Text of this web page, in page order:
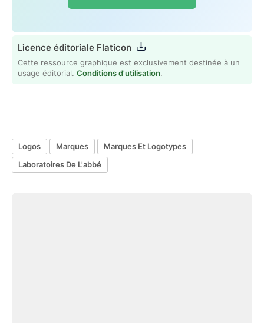
Licence éditoriale Flaticon
Cette ressource graphique est exclusivement destinée à un
usage éditorial. Conditions d'utilisation.
Logos Marques
Marques Et Logotypes
Laboratoires De L'abbé